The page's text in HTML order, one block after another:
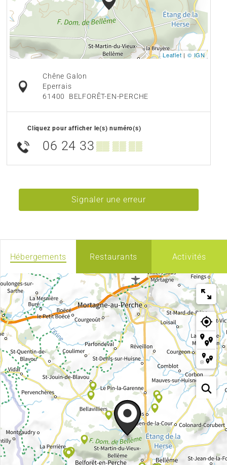
Leaflet| © IGN
Chêne Galon
Eperrais
61400
BELFORÊT-EN-PERCHE
Cliquez pour afficher le(s) numéro(s)
06 24 33 ▒▒ ▒▒ ▒▒
Signaler une erreur
Hébergements Restaurants Activités